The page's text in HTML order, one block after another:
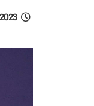
May 4, 2023